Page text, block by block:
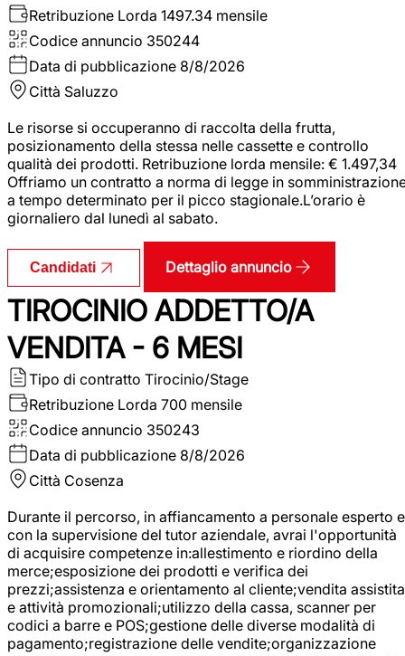
Retribuzione Lorda 1497.34 mensile
Codice annuncio 350244
Data di pubblicazione 8/8/2026
Città Saluzzo
Le risorse si occuperanno di raccolta della frutta,
posizionamento della stessa nelle cassette e controllo
qualità dei prodotti. Retribuzione lorda mensile: € 1.497,34
Offriamo un contratto a norma di legge in
a tempo determinato per il picco stagionale.L’orario è
giornaliero dal lunedì al sabato.
Candidati Dettaglio annuncio
TIROCINIO ADDETTO/A
VENDITA - 6 MESI
Tipo di contratto Tirocinio/Stage
Retribuzione Lorda 700 mensile
Codice annuncio 350243
Data di pubblicazione 8/8/2026
Città Cosenza
Durante il percorso, in affiancamento a personale esperto e
con la supervisione del tutor aziendale, avrai l'opportunità
di acquisire competenze in:allestimento e riordino della
merce;esposizione dei prodotti e verifica dei
prezzi;assistenza e orientamento al cliente;vendita assistita
e attività promozionali;utilizzo della cassa, scanner per
codici a barre e POS;gestione delle diverse modalità di
pagamento;registrazione delle vendite;organizzazione